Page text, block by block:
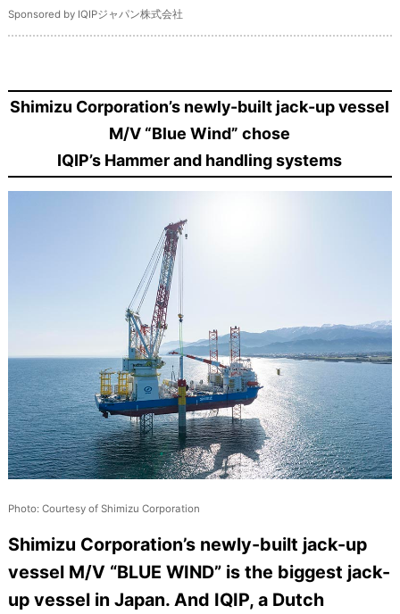
Sponsored by IQIPジャパン株式会社
Shimizu Corporation’s newly-built jack-up vessel
M/V “Blue Wind” chose
IQIP’s Hammer and handling systems
Photo: Courtesy of Shimizu Corporation
Shimizu Corporation’s newly-built jack-up
vessel M/V “BLUE WIND” is the biggest jack-
up vessel in Japan. And IQIP, a Dutch